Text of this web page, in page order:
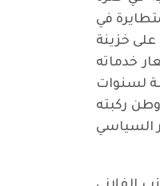
في
خزينة
خدماته
لسنوات
ركبته
السياسي